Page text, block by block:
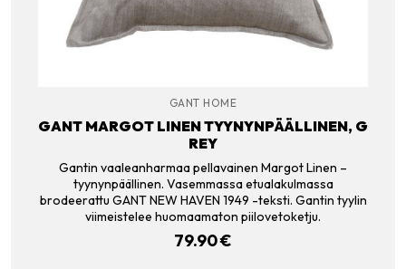
GANT HOME
GANT MARGOT LINEN TYYNYNPÄÄLLINEN, G
REY
Gantin vaaleanharmaa pellavainen Margot Linen –
tyynynpäällinen. Vasemmassa etualakulmassa
brodeerattu GANT NEW HAVEN 1949 -teksti. Gantin tyylin
viimeistelee huomaamaton piilovetoketju.
79.90€